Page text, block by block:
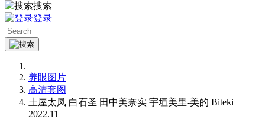
搜索
登录
养眼图片
高清套图
土屋太凤 白石圣 田中美奈实 宇垣美里-美的 Biteki
2022.11